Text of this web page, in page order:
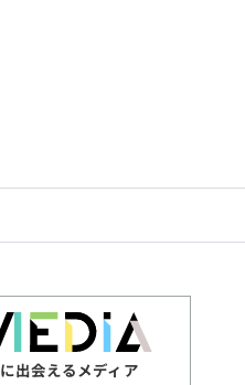
に出会えるメディア